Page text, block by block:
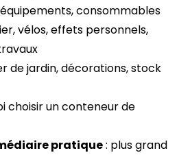
équipements, consommables
vélos, effets personnels,
de jardin, décorations, stock
choisir un conteneur de
pratique: plus grand